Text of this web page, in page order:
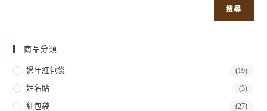
搜尋
商品分類
過年紅包袋 (19)
姓名貼 (3)
紅包袋 (27)